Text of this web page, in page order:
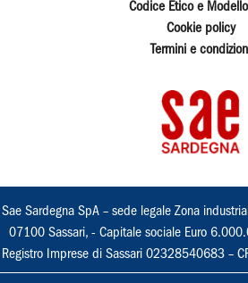
Codice Etico e
Cookie policy
Termini e
Sae Sardegna SpA – sede legale Zona
07100 Sassari, - Capitale sociale Euro
Registro Imprese di Sassari 02328540683 –